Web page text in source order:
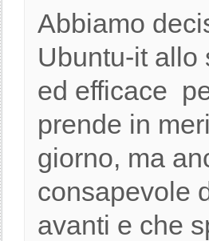
Abbiamo
Ubuntu-it allo
ed efficace
prende in
giorno, ma
consapevole
avanti e che